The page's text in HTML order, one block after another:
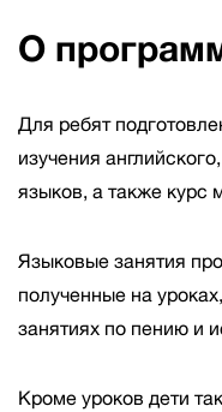
О
Для ребят
изучения
языков, а также курс
Языковые занятия
полученные на
занятиях по пению и
Кроме уроков дети